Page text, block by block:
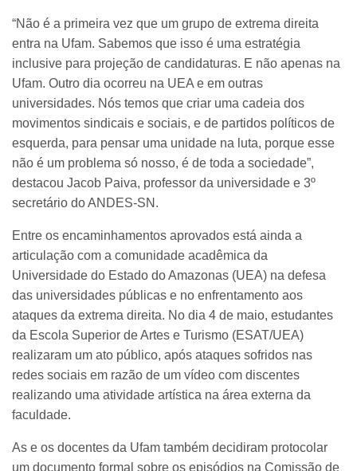
“Não é a primeira vez que um grupo de extrema direita
entra na Ufam. Sabemos que isso é uma estratégia
inclusive para projeção de candidaturas. E não apenas na
Ufam. Outro dia ocorreu na UEA e em outras
universidades. Nós temos que criar uma cadeia dos
movimentos sindicais e sociais, e de partidos políticos de
esquerda, para pensar uma unidade na luta, porque esse
não é um problema só nosso, é de toda a sociedade”,
destacou Jacob Paiva, professor da universidade e 3º
secretário do ANDES-SN.
Entre os encaminhamentos aprovados está ainda a
articulação com a comunidade acadêmica da
Universidade do Estado do Amazonas (UEA) na defesa
das universidades públicas e no enfrentamento aos
ataques da extrema direita. No dia 4 de maio, estudantes
da Escola Superior de Artes e Turismo (ESAT/UEA)
realizaram um ato público, após ataques sofridos nas
redes sociais em razão de um vídeo com discentes
realizando uma atividade artística na área externa da
faculdade.
As e os docentes da Ufam também decidiram protocolar
um documento formal sobre os episódios na Comissão de